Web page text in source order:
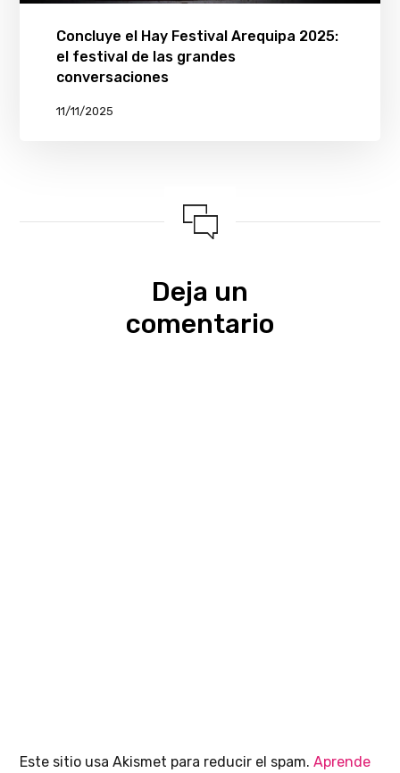
Concluye el Hay Festival Arequipa 2025:
el festival de las grandes
conversaciones
11/11/2025
Deja un
comentario
Este sitio usa Akismet para reducir el spam.Aprende